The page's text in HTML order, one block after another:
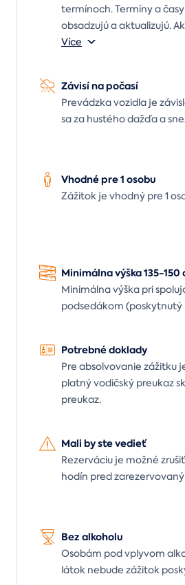
termínoch. Termíny a
obsadzujú a aktualizujú.
Více
Závisí na počasí
Prevádzka vozidla je
sa za hustého dažďa a
Vhodné pre 1 osobu
Zážitok je vhodný pre 1
Minimálna výška 135-150
Minimálna výška pri
podsedákom
Potrebné doklady
Pre absolvovanie zážitku
platný vodičský preukaz
preukaz.
Mali by ste vedieť
Rezerváciu je možné
hodín pred
Bez alkoholu
Osobám pod vplyvom
látok nebude zážitok